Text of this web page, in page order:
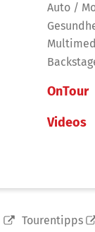
Auto /
OnTour
Videos
Tourentipps